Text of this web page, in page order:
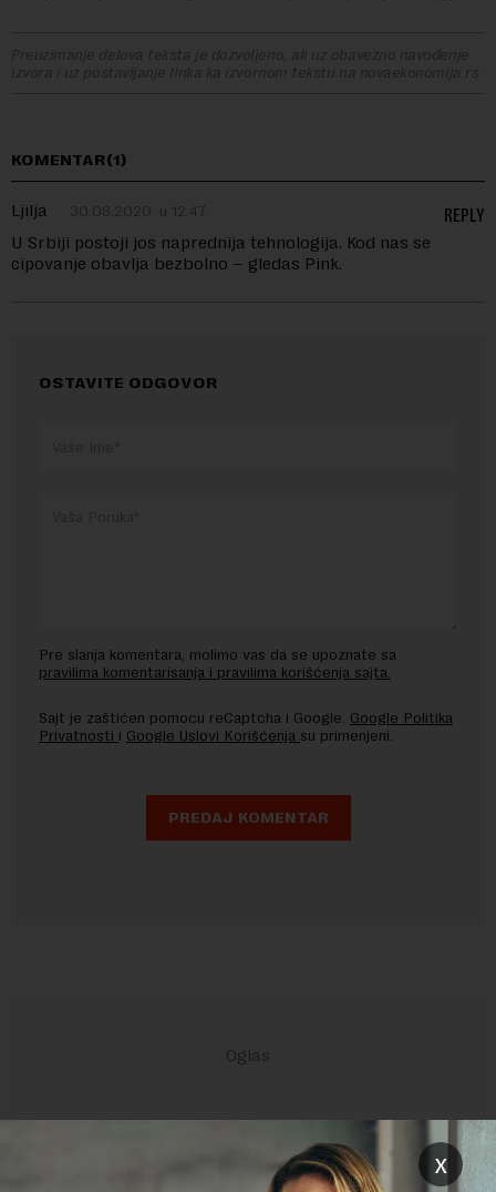
Preuzimanje delova teksta je dozvoljeno, ali uz obavezno navođenje
izvora i uz postavljanje linka ka izvornom tekstu na novaekonomija.rs
KOMENTAR(1)
Ljilja 30.08.2020. u 12:47
U Srbiji postoji jos naprednija tehnologija. Kod nas se
cipovanje obavlja bezbolno – gledas Pink.
REPLY
OSTAVITE ODGOVOR
Pre slanja komentara, molimo vas da se upoznate sa
pravilima komentarisanja i pravilima korišćenja sajta.
Sajt je zaštićen pomocu reCaptcha i Google. Google Politika
Privatnosti i Google Uslovi Korišćenja su primenjeni.
x